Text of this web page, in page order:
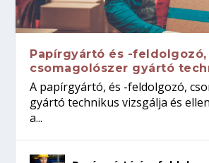
Papírgyártó és -feldolgozó,
csomagolószer gyártó
A papírgyártó, és -feldolgozó,
gyártó technikus vizsgálja és
a...